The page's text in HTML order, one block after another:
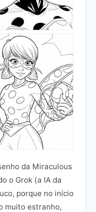
da Miraculous
o Grok (a IA da
porque no início
muito estranho,